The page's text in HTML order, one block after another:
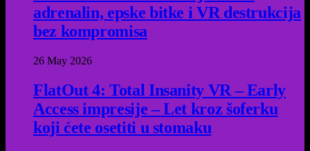
adrenalin, epske bitke i VR destrukcija
bez kompromisa
26 May 2026
FlatOut 4: Total Insanity VR – Early
Access impresije – Let kroz šoferku
koji ćete osetiti u stomaku